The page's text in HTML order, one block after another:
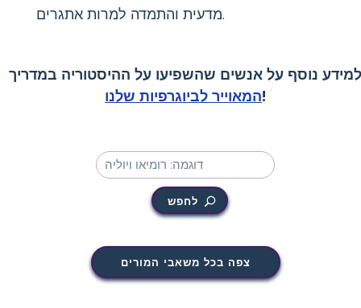
מדעית והתמדה למרות אתגרים.
למידע נוסף על אנשים שהשפיעו על ההיסטוריה במדריך
המאוייר לביוגרפיות שלנו!
לחפש
צפה בכל משאבי המורים